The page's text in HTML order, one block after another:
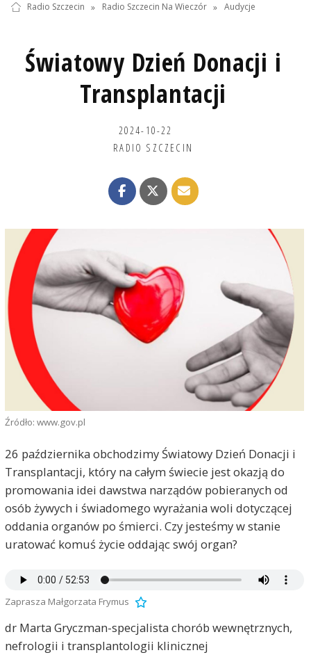
Radio Szczecin » Radio Szczecin Na Wieczór » Audycje
Światowy Dzień Donacji i
Transplantacji
2024-10-22
RADIO SZCZECIN
Źródło: www.gov.pl
26 października obchodzimy Światowy Dzień Donacji i
Transplantacji, który na całym świecie jest okazją do
promowania idei dawstwa narządów pobieranych od
osób żywych i świadomego wyrażania woli dotyczącej
oddania organów po śmierci. Czy jesteśmy w stanie
uratować komuś życie oddając swój organ?
Zaprasza Małgorzata Frymus
dr Marta Gryczman-specjalista chorób wewnętrznych,
nefrologii i transplantologii klinicznej